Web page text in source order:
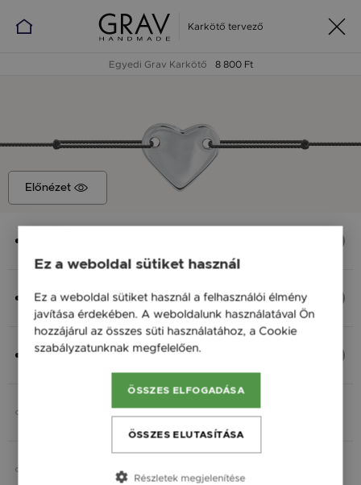
Karkötő tervező
Egyedi Grav Karkötő 8 800 Ft
Előnézet
Ezüst 925, M - kb 18 cm
8 800 Ft
Fonal
Opcionális
Opcionális
Ez a weboldal sütiket használ
Ez a weboldal sütiket használ a felhasználói élmény
javítása érdekében. A weboldalunk használatával Ön
hozzájárul az összes süti használatához, a Cookie
szabályzatunknak megfelelően.
ÖSSZES ELFOGADÁSA
ÖSSZES ELUTASÍTÁSA
Részletek megjelenítése